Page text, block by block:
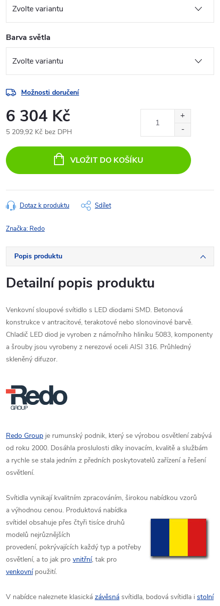
Barva světla
Možnosti doručení
6 304 Kč
5 209,92 Kč bez DPH
cena:
VLOŽIT DO KOŠÍKU
Dotaz k produktu Sdílet
Značka: Redo
Popis produktu
Detailní popis produktu
Venkovní sloupové svítidlo s LED diodami SMD. Betonová
konstrukce v antracitové, terakotové nebo slonovinové barvě.
Chladič LED diod je vyroben z námořního hliníku 5083, komponenty
a šrouby jsou vyrobeny z nerezové oceli AISI 316. Průhledný
skleněný difuzor.
Redo Group je rumunský podnik, který se výrobou osvětlení zabývá
od roku 2000. Dosáhla proslulosti díky inovacím, kvalitě a službám
a rychle se stala jedním z předních poskytovatelů zařízení a řešení
osvětlení.
Svítidla vynikají kvalitním zpracováním, širokou nabídkou vzorů
a výhodnou cenou. Produktová nabídka
svítidel obsahuje přes čtyři tisíce druhů
modelů nejrůznějších
provedení, pokrývajících každý typ a potřeby
osvětlení, a to jak pro vnitřní, tak pro
venkovnípoužití.
V nabídce naleznete klasická závěsná svítidla, bodová svítidla i stolní